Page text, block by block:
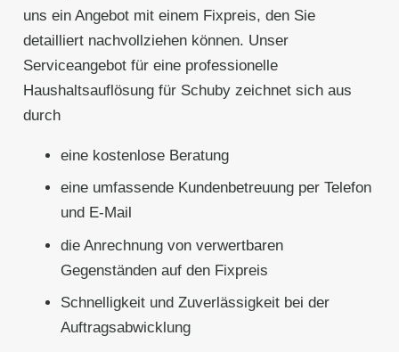
uns ein Angebot mit einem Fixpreis, den Sie
detailliert nachvollziehen können. Unser
Serviceangebot für eine professionelle
Haushaltsauflösung für Schuby zeichnet sich aus
durch
eine kostenlose Beratung
eine umfassende Kundenbetreuung per Telefon
und E-Mail
die Anrechnung von verwertbaren
Gegenständen auf den Fixpreis
Schnelligkeit und Zuverlässigkeit bei der
Auftragsabwicklung